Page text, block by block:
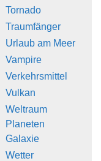
Tornado
Traumfänger
Urlaub am Meer
Vampire
Verkehrsmittel
Vulkan
Weltraum
Planeten
Galaxie
Wetter